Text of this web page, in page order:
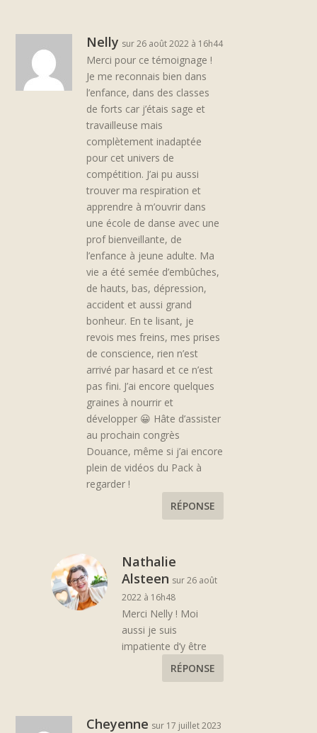
Nelly sur 26 août 2022 à 16h44
Merci pour ce témoignage !
Je me reconnais bien dans
l’enfance, dans des classes
de forts car j’étais sage et
travailleuse mais
complètement inadaptée
pour cet univers de
compétition. J’ai pu aussi
trouver ma respiration et
apprendre à m’ouvrir dans
une école de danse avec une
prof bienveillante, de
l’enfance à jeune adulte. Ma
vie a été semée d’embûches,
de hauts, bas, dépression,
accident et aussi grand
bonheur. En te lisant, je
revois mes freins, mes prises
de conscience, rien n’est
arrivé par hasard et ce n’est
pas fini. J’ai encore quelques
graines à nourrir et
développer 😀 Hâte d’assister
au prochain congrès
Douance, même si j’ai encore
plein de vidéos du Pack à
regarder !
RÉPONSE
Nathalie
Alsteen sur 26 août
2022 à 16h48
Merci Nelly ! Moi
aussi je suis
impatiente d’y être
RÉPONSE
Cheyenne sur 17 juillet 2023